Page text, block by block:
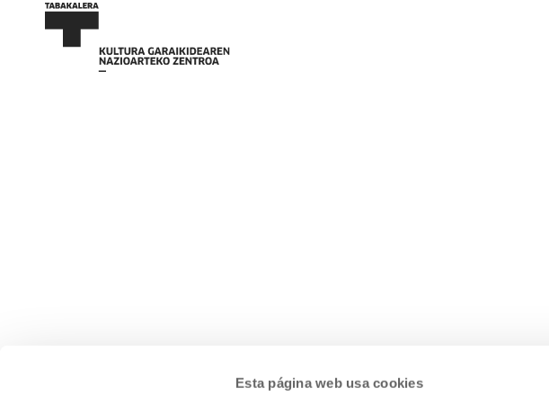
Esta página web usa cookies